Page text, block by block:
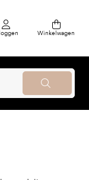
Winkelwagen